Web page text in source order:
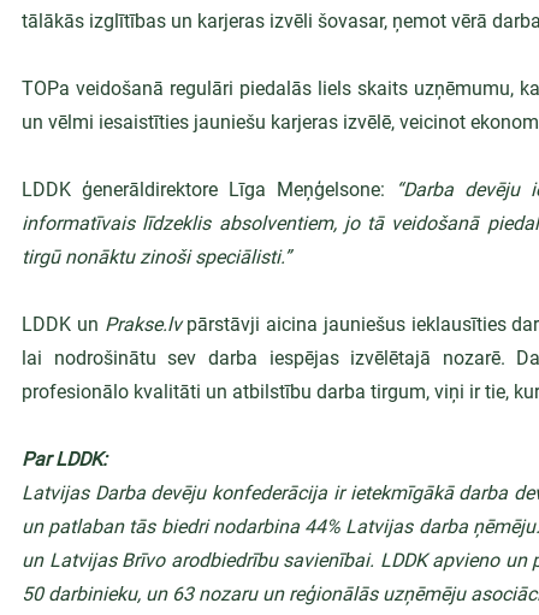
tālākās izglītības un karjeras izvēli šovasar, ņemot vērā
TOPa veidošanā regulāri piedalās liels skaits uzņēmumu,
un vēlmi iesaistīties jauniešu karjeras izvēlē, veicinot
LDDK ģenerāldirektore Līga Meņģelsone: “Darba devēju
informatīvais līdzeklis absolventiem, jo tā veidošanā
tirgū nonāktu zinoši speciālisti.”
LDDK un Prakse.lv pārstāvji aicina jauniešus ieklausīties
lai nodrošinātu sev darba iespējas izvēlētajā nozarē.
profesionālo kvalitāti un atbilstību darba tirgum, viņi ir tie,
Par LDDK:
Latvijas Darba devēju konfederācija ir ietekmīgākā darba
un patlaban tās biedri nodarbina 44% Latvijas darba
un Latvijas Brīvo arodbiedrību savienībai. LDDK apvieno
50 darbinieku, un 63 nozaru un reģionālās uzņēmēju